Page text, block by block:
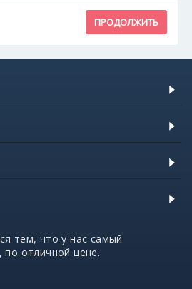
ПРОДОЛЖИТЬ
тем, что у нас самый
отличной цене.